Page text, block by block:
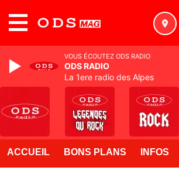
ACCUEIL BONS PLANS INFOS
VOUS ÉCOUTEZ ODS RADIO
ODS RADIO
La 1ere radio des Alpes